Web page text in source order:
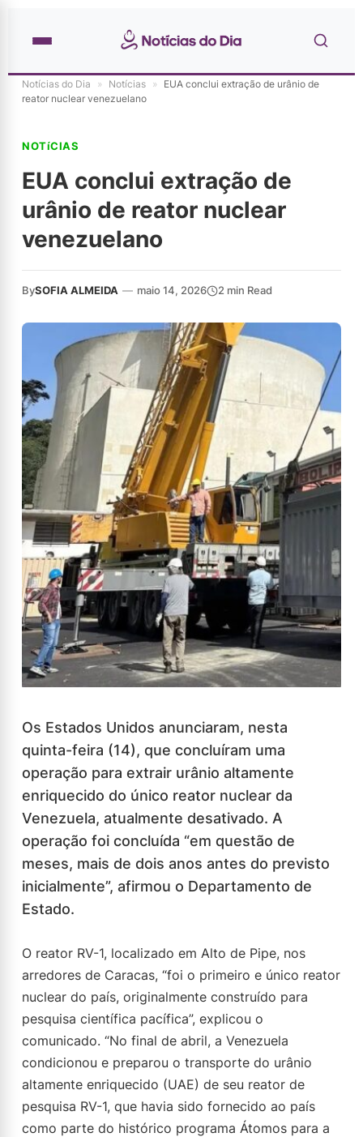
Notícias do Dia » Notícias » EUA conclui extração de urânio de
reator nuclear venezuelano
NOTíCIAS
EUA conclui extração de
urânio de reator nuclear
venezuelano
BySOFIA ALMEIDA — maio 14, 2026 2 min Read
Os Estados Unidos anunciaram, nesta
quinta-feira (14), que concluíram uma
operação para extrair urânio altamente
enriquecido do único reator nuclear da
Venezuela, atualmente desativado. A
operação foi concluída “em questão de
meses, mais de dois anos antes do previsto
inicialmente”, afirmou o Departamento de
Estado.
O reator RV-1, localizado em Alto de Pipe, nos
arredores de Caracas, “foi o primeiro e único reator
nuclear do país, originalmente construído para
pesquisa científica pacífica”, explicou o
comunicado. “No final de abril, a Venezuela
condicionou e preparou o transporte do urânio
altamente enriquecido (UAE) de seu reator de
pesquisa RV-1, que havia sido fornecido ao país
como parte do histórico programa Átomos para a